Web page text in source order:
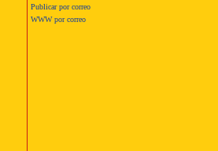
Publicar por correo
WWW por correo